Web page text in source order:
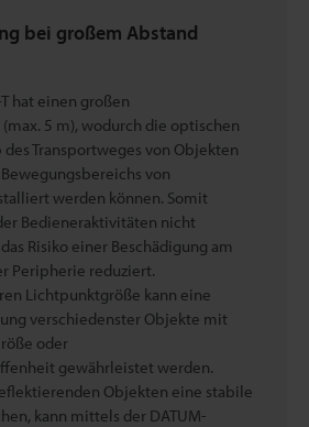
bei großem Abstand
hat einen großen
5 m), wodurch die optischen
des Transportweges von Objekten
von
werden können. Somit
Bedieneraktivitäten nicht
Risiko einer Beschädigung am
Peripherie reduziert.
Lichtpunktgröße kann eine
verschiedenster Objekte mit
oder
gewährleistet werden.
Objekten eine stabile
kann mittels der DATUM-